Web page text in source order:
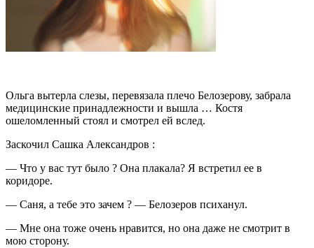
Ольга вытерла слезы, перевязала плечо Белозерову, забрала
медицинские принадлежности и вышла … Костя
ошеломленный стоял и смотрел ей вслед.
Заскочил Сашка Александров :
— Что у вас тут было ? Она плакала? Я встретил ее в
коридоре.
— Саня, а тебе это зачем ? — Белозеров психанул.
— Мне она тоже очень нравится, но она даже не смотрит в
мою сторону.